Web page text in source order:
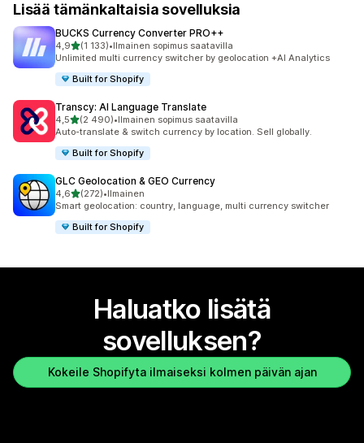
Lisää tämänkaltaisia sovelluksia
BUCKS Currency Converter PRO++
4,9/ 5 tähteä
(1 133)
1133 arvostelua yhteensä
•Ilmainen sopimus saatavilla
Unlimited multi currency switcher by geolocation +AI Analytics
Built for Shopify
Transcy: AI Language Translate
4,5/ 5 tähteä
(2 490)
2490 arvostelua yhteensä
•Ilmainen sopimus saatavilla
Auto-translate & switch currency by location. Sell globally.
Built for Shopify
GLC Geolocation & GEO Currency
4,6/ 5 tähteä
(272)
272 arvostelua yhteensä
•Ilmainen
Smart geolocation: country, language, multi currency switcher
Built for Shopify
Haluatko lisätä
sovelluksen?
Kokeile Shopifyta ilmaiseksi kolmen päivän ajan